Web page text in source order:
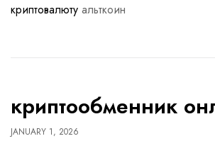
криптовалюту альткоин
JANUARY 1, 2026
криптообменник